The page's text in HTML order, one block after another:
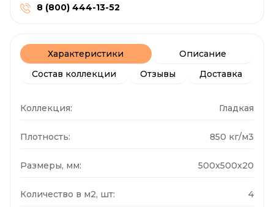
8 (800) 444-13-52
Характеристики
Описание
Состав коллекции
Отзывы Доставка
Коллекция: Гладкая
Плотность: 850 кг/м3
Размеры, мм: 500x500x20
Количество в м2, шт: 4